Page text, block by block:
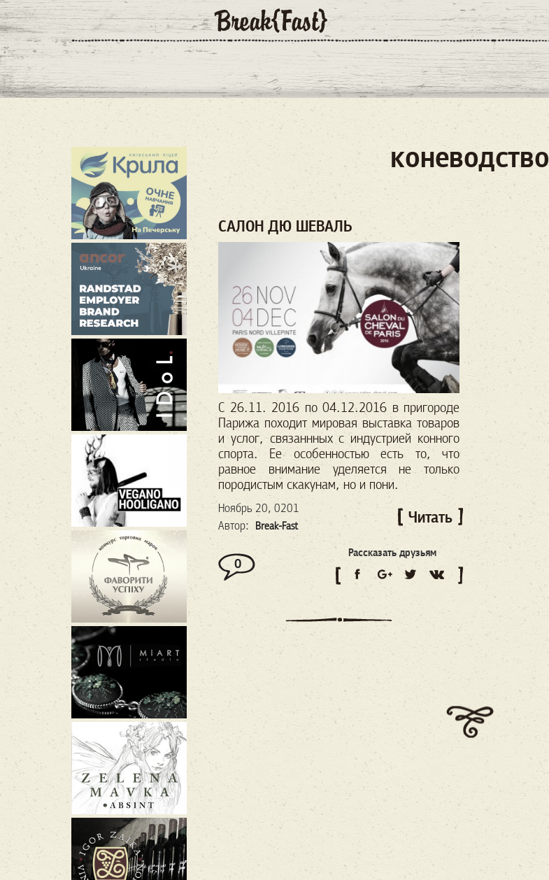
коневодство
САЛОН ДЮ ШЕВАЛЬ
С 26.11. 2016 по 04.12.2016 в пригороде
Парижа походит мировая выставка товаров
и услог, связаннных с индустрией конного
спорта. Ее особенностью есть то, что
равное внимание уделяется не только
породистым скакунам, но и пони.
Ноябрь 20, 0201
Автор:
Break-Fast Читать
0
Рассказать друзьям